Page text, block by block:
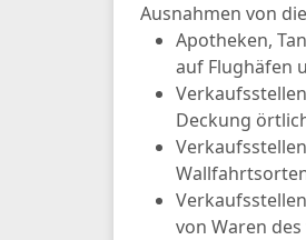
Ausnahmen von
Apotheken,
auf Flughäfen
Deckung
von Waren